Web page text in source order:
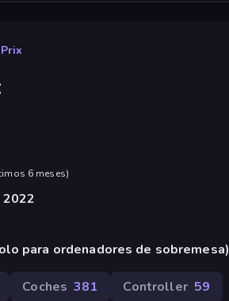
6 meses)
para ordenadores de sobremesa)
Coches 381 Controller 59